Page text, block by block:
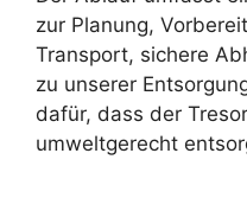
zur Planung,
Transport, sichere
zu unserer
dafür, dass der
umweltgerecht